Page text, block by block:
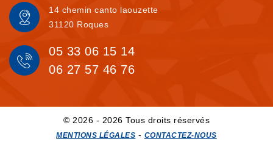
14 chemin canto laouzette
31120 Roques
05 33 06 15 14
06 27 57 46 76
© 2026 - 2026 Tous droits réservés
MENTIONS LÉGALES - CONTACTEZ-NOUS